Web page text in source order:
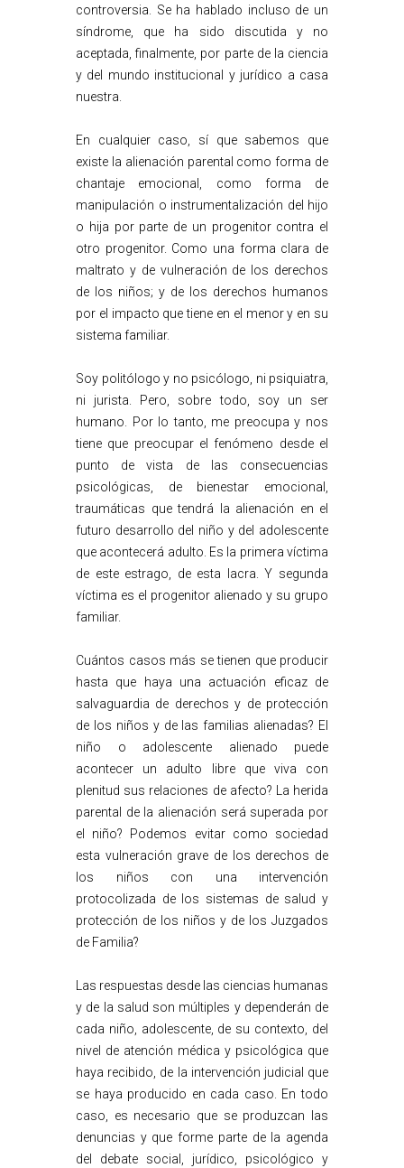
controversia. Se ha hablado incluso de un
síndrome, que ha sido discutida y no
aceptada, finalmente, por parte de la ciencia
y del mundo institucional y jurídico a casa
nuestra.
En cualquier caso, sí que sabemos que
existe la alienación parental como forma de
chantaje emocional, como forma de
manipulación o instrumentalización del hijo
o hija por parte de un progenitor contra el
otro progenitor. Como una forma clara de
maltrato y de vulneración de los derechos
de los niños; y de los derechos humanos
por el impacto que tiene en el menor y en su
sistema familiar.
Soy politólogo y no psicólogo, ni psiquiatra,
ni jurista. Pero, sobre todo, soy un ser
humano. Por lo tanto, me preocupa y nos
tiene que preocupar el fenómeno desde el
punto de vista de las consecuencias
psicológicas, de bienestar emocional,
traumáticas que tendrá la alienación en el
futuro desarrollo del niño y del adolescente
que acontecerá adulto. Es la primera víctima
de este estrago, de esta lacra. Y segunda
víctima es el progenitor alienado y su grupo
familiar.
Cuántos casos más se tienen que producir
hasta que haya una actuación eficaz de
salvaguardia de derechos y de protección
de los niños y de las familias alienadas? El
niño o adolescente alienado puede
acontecer un adulto libre que viva con
plenitud sus relaciones de afecto? La herida
parental de la alienación será superada por
el niño? Podemos evitar como sociedad
esta vulneración grave de los derechos de
los niños con una intervención
protocolizada de los sistemas de salud y
protección de los niños y de los Juzgados
de Familia?
Las respuestas desde las ciencias humanas
y de la salud son múltiples y dependerán de
cada niño, adolescente, de su contexto, del
nivel de atención médica y psicológica que
haya recibido, de la intervención judicial que
se haya producido en cada caso. En todo
caso, es necesario que se produzcan las
denuncias y que forme parte de la agenda
del debate social, jurídico, psicológico y